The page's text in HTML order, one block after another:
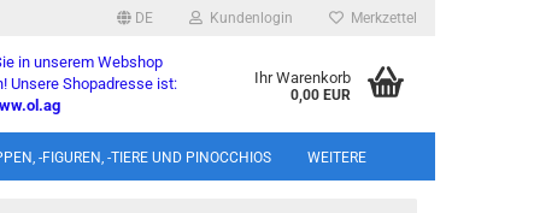
DE Kundenlogin Merkzettel
in unserem Webshop
Unsere Shopadresse ist:
Ihr Warenkorb
0,00 EUR
-FIGUREN, -TIERE UND PINOCCHIOS WEITERE